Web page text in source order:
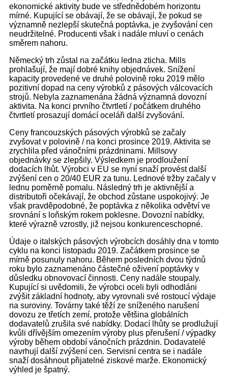
ekonomické aktivity bude ve střednědobém horizontu
mírné. Kupující se obávají, že se obávají, že pokud se
významně nezlepší skutečná poptávka, je zvyšování cen
neudržitelné. Producenti však i nadále mluví o cenách
směrem nahoru.
Německý trh zůstal na začátku ledna zticha. Mills
prohlašují, že mají dobré knihy objednávek. Snížení
kapacity provedené ve druhé polovině roku 2019 mělo
pozitivní dopad na ceny výrobků z pásových válcovacích
strojů. Nebyla zaznamenána žádná významná dovozní
aktivita. Na konci prvního čtvrtletí / počátkem druhého
čtvrtletí prosazují domácí oceláři další zvyšování.
Ceny francouzských pásových výrobků se začaly
zvyšovat v polovině / na konci prosince 2019. Aktivita se
zrychlila před vánočními prázdninami. Millsovy
objednávky se zlepšily. Výsledkem je prodloužení
dodacích lhůt. Výrobci v EU se nyní snaží provést další
zvýšení cen o 20/40 EUR za tunu. Lednové tržby začaly v
lednu poměrně pomalu. Následný trh je aktivnější a
distributoři očekávají, že obchod zůstane uspokojivý. Je
však pravděpodobné, že poptávka z několika odvětví ve
srovnání s loňským rokem poklesne. Dovozní nabídky,
které výrazně vzrostly, již nejsou konkurenceschopné.
Údaje o italských pásových výrobcích dosáhly dna v tomto
cyklu na konci listopadu 2019. Začátkem prosince se
mírně posunuly nahoru. Během posledních dvou týdnů
roku bylo zaznamenáno částečné oživení poptávky v
důsledku obnovovací činnosti. Ceny nadále stoupaly.
Kupující si uvědomili, že výrobci oceli byli odhodláni
zvýšit základní hodnoty, aby vyrovnali své rostoucí výdaje
na suroviny. Továrny také těží ze sníženého narušení
dovozu ze třetích zemí, protože většina globálních
dodavatelů zrušila své nabídky. Dodací lhůty se prodlužují
kvůli dřívějším omezením výroby plus přerušení / výpadky
výroby během období vánočních prázdnin. Dodavatelé
navrhují další zvýšení cen. Servisní centra se i nadále
snaží dosáhnout přijatelné ziskové marže. Ekonomický
výhled je špatný.